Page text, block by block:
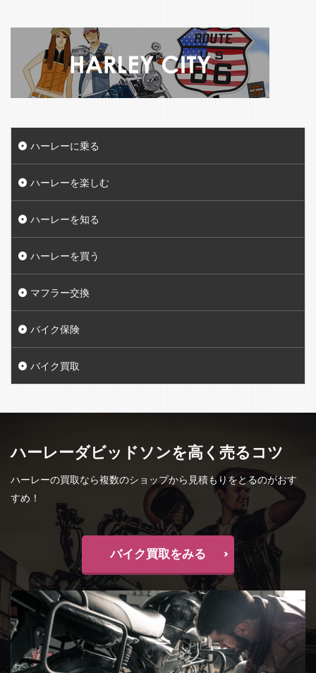
ハーレーに乗る
ハーレーを楽しむ
ハーレーを知る
ハーレーを買う
マフラー交換
バイク保険
バイク買取
ハーレーダビッドソンを高く売るコツ
ハーレーの買取なら複数のショップから見積もりをとるのがおす
すめ！
バイク買取をみる